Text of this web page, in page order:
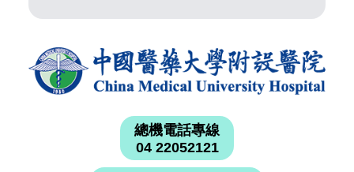
總機電話專線
04 22052121